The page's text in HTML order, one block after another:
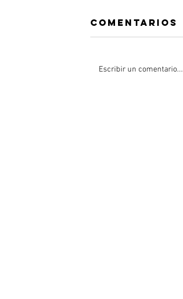
Comentarios
Escribir un comentario...